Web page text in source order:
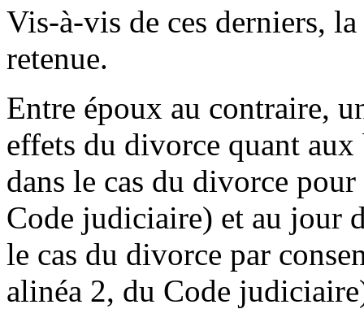
Vis-à-vis de ces derniers,
retenue.
Entre époux au contraire,
effets du divorce quant
dans le cas du divorce
Code judiciaire) et au jour
le cas du divorce par
alinéa 2, du Code